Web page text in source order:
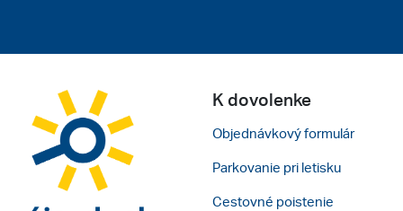
K dovolenke
Objednávkový formulár
Parkovanie pri letisku
Cestovné poistenie